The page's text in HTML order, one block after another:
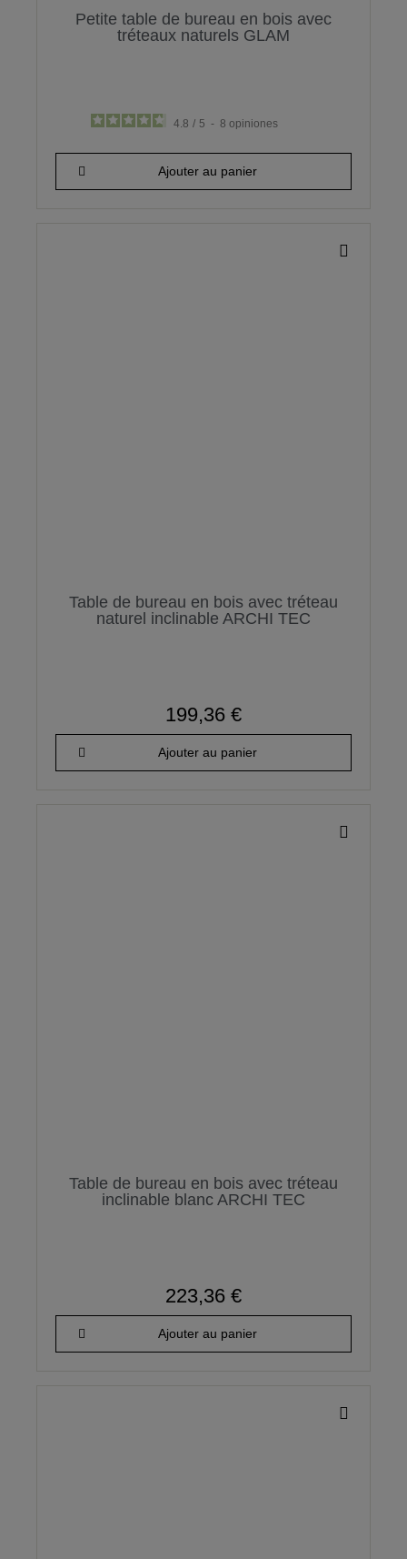
Petite table de bureau en bois avec
tréteaux naturels GLAM
4.8 / 5 - 8opiniones
110,29 €
Ajouter au panier
Table de bureau en bois avec tréteau
naturel inclinable ARCHI TEC
199,36 €
Ajouter au panier
Table de bureau en bois avec tréteau
inclinable blanc ARCHI TEC
223,36 €
Ajouter au panier